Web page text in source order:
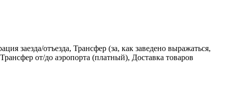
заезда/отъезда, Трансфер (за, как заведено выражаться,
от/до аэропорта (платный), Доставка товаров